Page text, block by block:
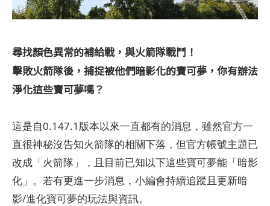
尋找顏色異常的補給戰，與火箭隊戰鬥！
擊敗火箭隊後，捕捉被他們暗影化的寶可夢，你有辦法
淨化這些寶可夢嗎？
這是自0.147.1版本以來一直都有的消息，雖然官方一
直很神秘沒告知火箭隊的相關下落，但官方帳號主題已
改成「火箭隊」，且目前已知以下這些寶可夢能「暗影
化」。若有更進一步消息，小編會持續追蹤且更新暗
影/進化寶可夢的玩法與資訊。